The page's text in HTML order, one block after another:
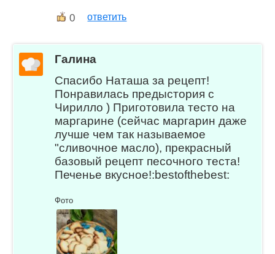
0 ответить
Галина
Спасибо Наташа за рецепт!
Понравилась предыстория с
Чирилло ) Приготовила тесто на
маргарине (сейчас маргарин даже
лучше чем так называемое
"сливочное масло), прекрасный
базовый рецепт песочного теста!
Печенье вкусное!:bestofthebest:
Фото